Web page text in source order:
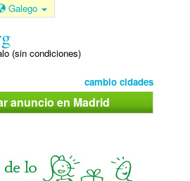
Galego
(sin condiciones)
cambio cidades
anuncio en Madrid